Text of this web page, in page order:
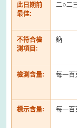
此日期前
最佳:
二○二
不符合檢
測項目:
鈉
檢測含量: 每一百
標示含量: 每一百